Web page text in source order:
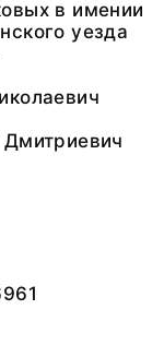
в имении
уезда